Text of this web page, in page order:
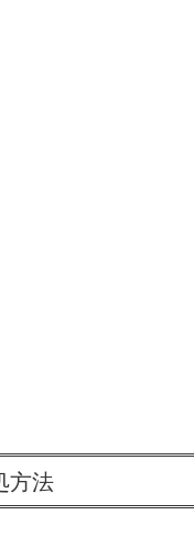
方法